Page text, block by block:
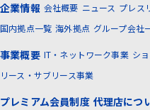
企業情報 会社概要 ニュース プレス
国内拠点一覧 海外拠点 グループ会社
事業概要 IT・ネットワーク事業 シ
リース・サブリース事業
プレミアム会員制度 代理店につ